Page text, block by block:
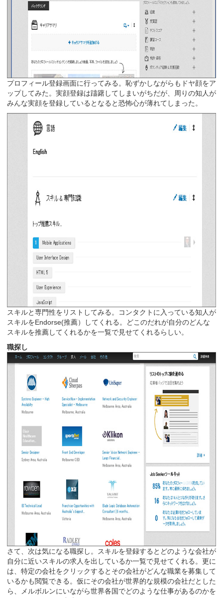
プロフィール登録画面に行ってみる。恥ずかしながらもドヤ顔をア
ップしてみた。実顔登録は躊躇してしまいがちだが、周りの知人が
みんな実顔を登録しているとなると恐怖心が薄れてしまった。
スキルと専門性をリストしてみる。コンタクトに入っている知人が
スキルをEndorse(推薦）してくれる。どこのだれが自分のどんな
スキルを推薦してくれるかを一覧で見せてくれるらしい。
職探し
さて、次は気になる職探し。スキルを登録するとどのような会社が
自分に近いスキルの求人を出しているか一覧で見せてくれる。更に
は、特定の会社をクリックするとその会社がどんな職業を募集して
いるかも閲覧できる。仮にその会社が世界的な規模の会社だとした
ら、メルボルンにいながら世界各国でどのような仕事があるのかを